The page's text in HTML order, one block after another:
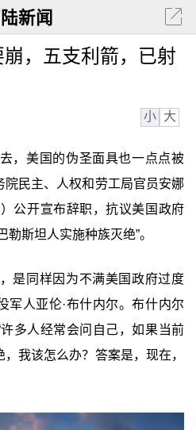
新闻
，五支利箭，已射
小 大
，美国的伪圣面具也一点点被
民主、人权和劳工局官员安娜
公开宣布辞职，抗议美国政府
斯坦人实施种族灭绝”。
是同样因为不满美国政府过度
军人亚伦·布什内尔。布什内尔
多人经常会问自己，如果当前
我该怎么办？答案是，现在，